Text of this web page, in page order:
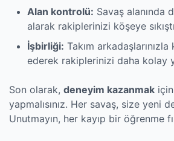
Alan kontrolü: Savaş alanında
alarak rakiplerinizi köşeye
İşbirliği: Takım
ederek rakiplerinizi daha kolay
Son olarak, deneyim kazanmak
yapmalısınız. Her savaş, size yeni
Unutmayın, her kayıp bir öğrenme